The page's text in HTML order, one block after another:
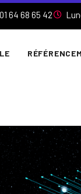
01 64 68 65 42